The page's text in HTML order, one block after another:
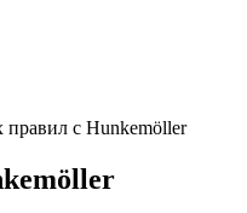
правил с Hunkemöller